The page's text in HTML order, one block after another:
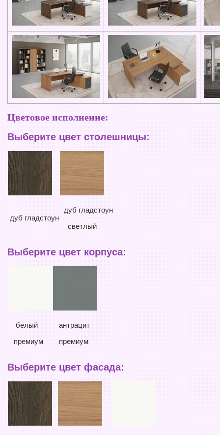
Цветовое исполнение:
Выберите цвет столешницы:
дуб гладстоун
дуб гладстоун
светлый
Выберите цвет корпуса:
белый
премиум
антрацит
премиум
Выберите цвет фасада: